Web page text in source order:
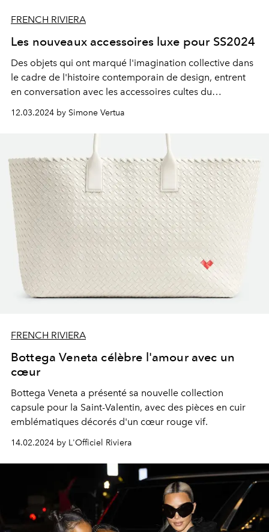
FRENCH RIVIERA
Les nouveaux accessoires luxe pour SS2024
Des objets qui ont marqué l'imagination collective dans
le cadre de l'histoire contemporain de design, entrent
en conversation avec les accessoires cultes du
d'architectures, au nom du luxe avec une touche
12.03.2024 by Simone Vertua
FRENCH RIVIERA
Bottega Veneta célèbre l'amour avec un
cœur
Bottega Veneta a présenté sa nouvelle collection
capsule pour la Saint-Valentin, avec des pièces en cuir
emblématiques décorés d'un cœur rouge vif.
14.02.2024 by L'Officiel Riviera